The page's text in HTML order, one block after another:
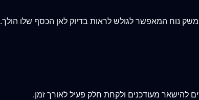
נוח המאפשר לגולש לראות בדיוק לאן הכסף שלו הולך.
מעודכנים ולקחת חלק פעיל לאורך זמן.